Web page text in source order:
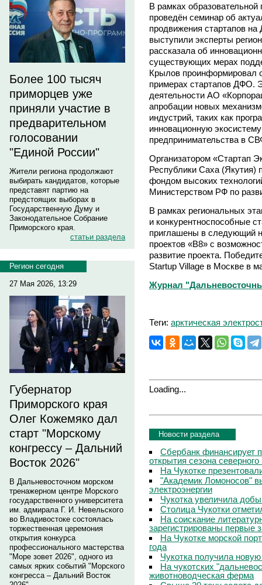
Более 100 тысяч
приморцев уже
приняли участие в
предварительном
голосовании
"Единой России"
Жители региона продолжают
выбирать кандидатов, которые
представят партию на
предстоящих выборах в
Государственную Думу и
Законодательное Собрание
Приморского края.
статьи раздела
Регион сегодня
27 Мая 2026, 13:29
Губернатор
Приморского края
Олег Кожемяко дал
старт "Морскому
конгрессу – Дальний
Восток 2026"
В Дальневосточном морском
тренажерном центре Морского
государственного университета
им. адмирала Г. И. Невельского
во Владивостоке состоялась
торжественная церемония
открытия конкурса
профессионального мастерства
"Море зовет 2026", одного из
самых ярких событий "Морского
конгресса – Дальний Восток
В рамках
проведён семинар об
продвижения стартапов
выступили эксперты
рассказала об
существующих мерах
Крылов проинформировал
примерах стартапов ДФО.
деятельности АО
апробации новых
индустрий, таких как
инновационную
предпринимательства в
Организатором «Стартап
Республики Саха (Якутия)
фондом высоких
Министерством РФ по
В рамках региональных
и конкурентноспособные
приглашены в следующий
проектов «B8» с
развитие проекта.
Startup Village в Москве в
Журнал
Теги: арктическая
Loading...
Новости раздела
Сбербанк финансирует
открытия сезона северного
На Чукотке
"Академик Ломоносов"
электроэнергии
Чукотка увеличила
Столица Чукотки
На соискание
зарегистрированы первые
На Чукотке морской
года
Чукотка получила
На чукотских
животноводческая ферма